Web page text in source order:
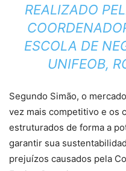
REALIZADO
ESCOLA DE
UNIFEOB,
Segundo Simão, o
vez mais competitivo e os
estruturados de forma a
garantir sua
prejuízos causados pela